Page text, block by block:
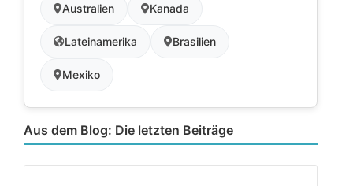
Australien Kanada
Lateinamerika Brasilien
Mexiko
Aus dem Blog: Die letzten Beiträge